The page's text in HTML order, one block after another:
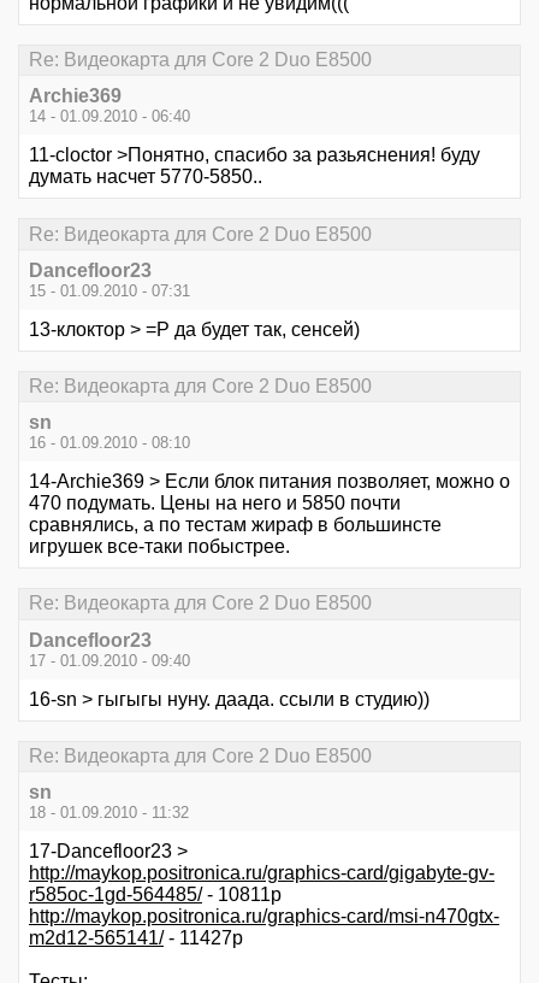
Re: Видеокарта для Core 2 Duo E8500
Archie369
14 - 01.09.2010 - 06:40
11-cloctor >Понятно, спасибо за разьяснения! буду
думать насчет 5770-5850..
Re: Видеокарта для Core 2 Duo E8500
Dancefloor23
15 - 01.09.2010 - 07:31
13-клоктор > =Р да будет так, сенсей)
Re: Видеокарта для Core 2 Duo E8500
sn
16 - 01.09.2010 - 08:10
14-Archie369 > Если блок питания позволяет, можно о
470 подумать. Цены на него и 5850 почти
сравнялись, а по тестам жираф в большинсте
игрушек все-таки побыстрее.
Re: Видеокарта для Core 2 Duo E8500
Dancefloor23
17 - 01.09.2010 - 09:40
16-sn > гыгыгы нуну. даада. ссыли в студию))
Re: Видеокарта для Core 2 Duo E8500
sn
18 - 01.09.2010 - 11:32
17-Dancefloor23 >
http://maykop.positronica.ru/graphics-card/gigabyte-gv-
r585oc-1gd-564485/- 10811р
http://maykop.positronica.ru/graphics-card/msi-n470gtx-
m2d12-565141/- 11427р